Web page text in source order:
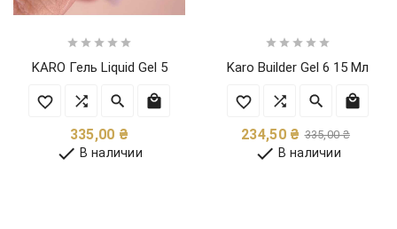
    
KARO Гель Liquid Gel 5
335,00 ₴
 В наличии
    
Karo Builder Gel 6 15 Мл
234,50 ₴ 335,00 ₴
 В наличии